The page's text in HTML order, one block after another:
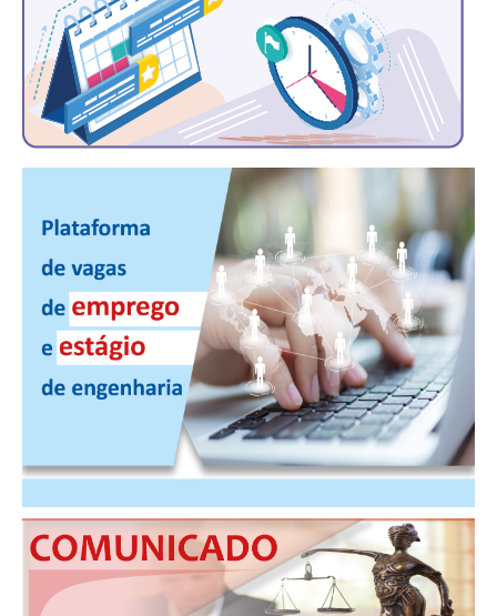
JORNAL DO ENGENHEIRO
AGENDA
SEESP NOTÍCIAS
NOTÍCIAS NO WHATSAPP
PUBLICAÇÕES
MANUAL DE REDAÇÃO
RELEASES
CADASTRO
ATUALIZAÇÃO CADASTRAL
NÚCLEO JOVEM